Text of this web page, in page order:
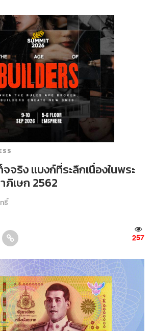
จริง แบงก์ที่ระลึกเนื่องในพระ
ภิเษก 2562
ธิ์
257